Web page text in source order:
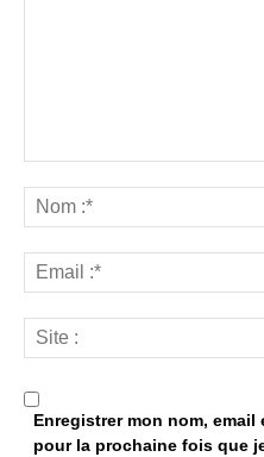
Enregistrer mon nom,
pour la prochaine fois que